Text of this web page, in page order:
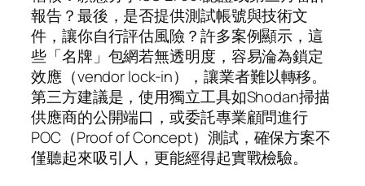
報告？最後，是否提供測試帳號與技術文
件，讓你自行評估風險？許多案例顯示，這
些「名牌」包網若無透明度，容易淪為鎖定
效應（vendor lock-in），讓業者難以轉移。
第三方建議是，使用獨立工具如Shodan掃描
供應商的公開端口，或委託專業顧問進行
POC（Proof of Concept）測試，確保方案不
僅聽起來吸引人，更能經得起實戰檢驗。